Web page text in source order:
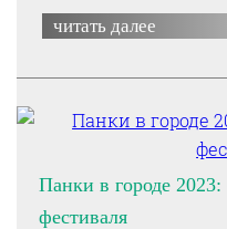
читать далее
Панки в городе
фестиваля